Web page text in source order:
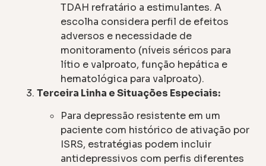
TDAH refratário a estimulantes. A
escolha considera perfil de efeitos
adversos e necessidade de
monitoramento (níveis séricos para
lítio e valproato, função hepática e
hematológica para valproato).
Terceira Linha e Situações Especiais:
Para depressão resistente em um
paciente com histórico de ativação por
ISRS, estratégias podem incluir
antidepressivos com perfis diferentes